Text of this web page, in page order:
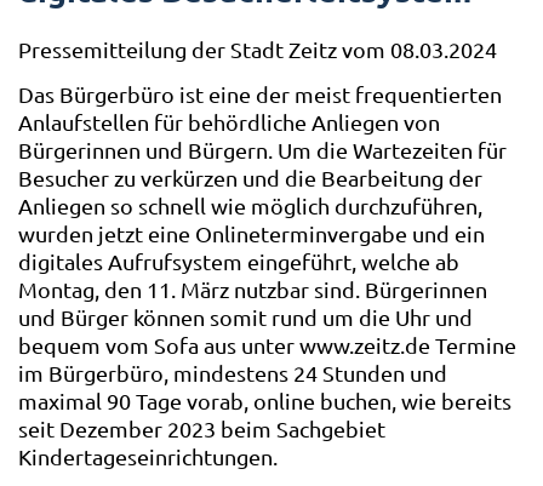
Pressemitteilung der Stadt Zeitz vom 08.03.2024
Das Bürgerbüro ist eine der meist frequentierten
Anlaufstellen für behördliche Anliegen von
Bürgerinnen und Bürgern. Um die Wartezeiten für
Besucher zu verkürzen und die Bearbeitung der
Anliegen so schnell wie möglich durchzuführen,
wurden jetzt eine Onlineterminvergabe und ein
digitales Aufrufsystem eingeführt, welche ab
Montag, den 11. März nutzbar sind. Bürgerinnen
und Bürger können somit rund um die Uhr und
bequem vom Sofa aus unter www.zeitz.de Termine
im Bürgerbüro, mindestens 24 Stunden und
maximal 90 Tage vorab, online buchen, wie bereits
seit Dezember 2023 beim Sachgebiet
Kindertageseinrichtungen.